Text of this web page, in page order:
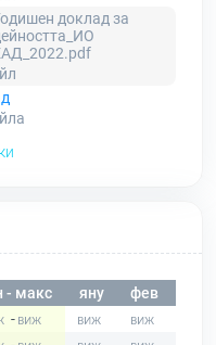
доклад за
- макс яну фев
-